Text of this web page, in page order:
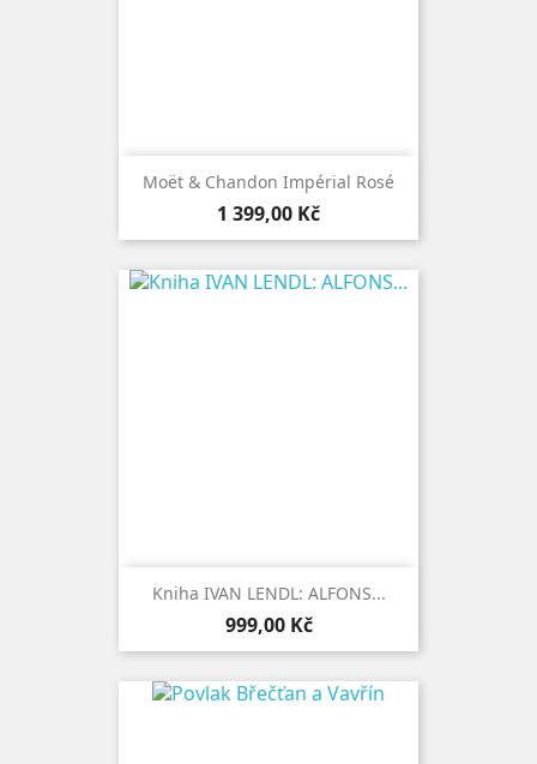
Moët & Chandon Impérial Rosé
Cena
1 399,00 Kč
Kniha IVAN LENDL: ALFONS...
Cena
999,00 Kč